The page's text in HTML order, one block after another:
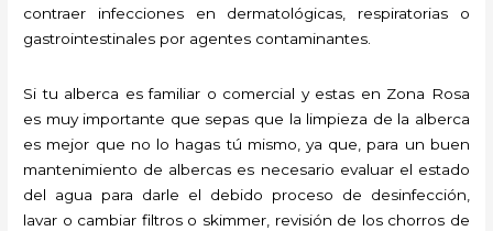
contraer infecciones en dermatológicas, respiratorias o
gastrointestinales por agentes contaminantes.
Si tu alberca es familiar o comercial y estas en Zona Rosa
es muy importante que sepas que la limpieza de la alberca
es mejor que no lo hagas tú mismo, ya que, para un buen
mantenimiento de albercas es necesario evaluar el estado
del agua para darle el debido proceso de desinfección,
lavar o cambiar filtros o skimmer, revisión de los chorros de